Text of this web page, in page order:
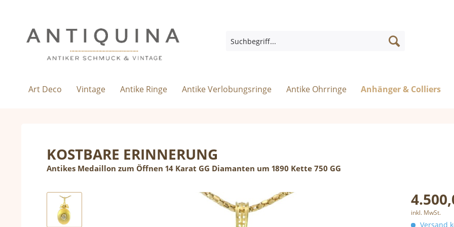
Art Deco Vintage Antike Ringe Antike Verlobungsringe Antike Ohrringe Anhänger & Colliers
KOSTBARE ERINNERUNG
Antikes Medaillon zum Öffnen 14 Karat GG Diamanten um 1890 Kette 750 GG
inkl. MwSt.
Versand